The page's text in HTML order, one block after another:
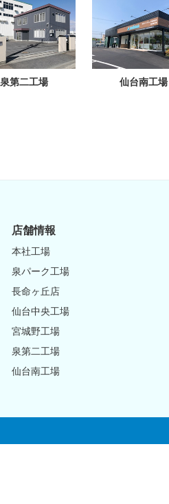
泉第二工場 仙台南工場
店舗情報
本社工場
泉パーク工場
長命ヶ丘店
仙台中央工場
宮城野工場
泉第二工場
仙台南工場